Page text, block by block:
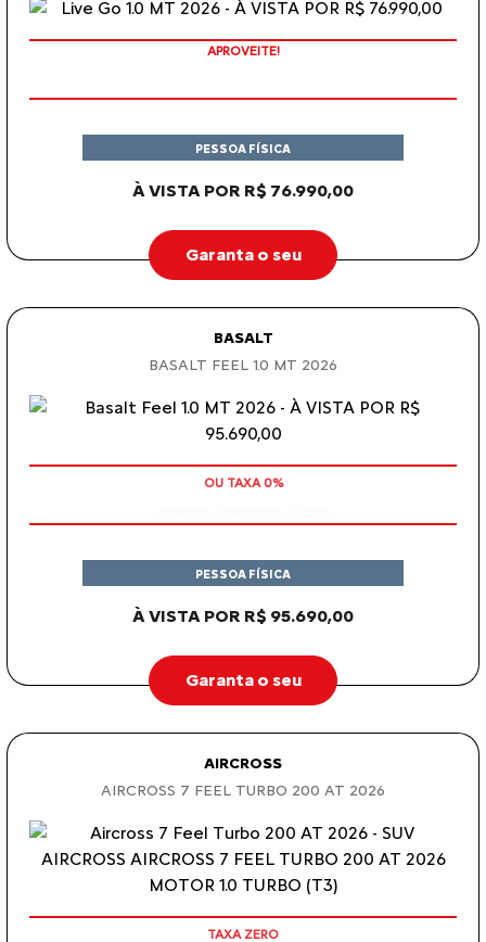
APROVEITE!
À VISTA POR R$ 76.990,00
PESSOA FÍSICA
Garanta o seu
BASALT
BASALT FEEL 1.0 MT 2026
COM SEU USADO NA TROCA
À VISTA POR R$ 95.690,00
PESSOA FÍSICA
Garanta o seu
AIRCROSS
AIRCROSS 7 FEEL TURBO 200 AT 2026
COM SEU USADO NA TROCA